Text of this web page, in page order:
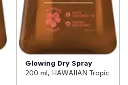
Glowing Dry Spray
200 ml, HAWAIIAN Tropic